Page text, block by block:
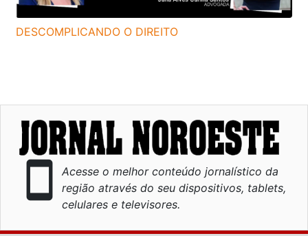
DESCOMPLICANDO O DIREITO
smartphone
Acesse o melhor conteúdo jornalístico da
região através do seu dispositivos, tablets,
celulares e televisores.